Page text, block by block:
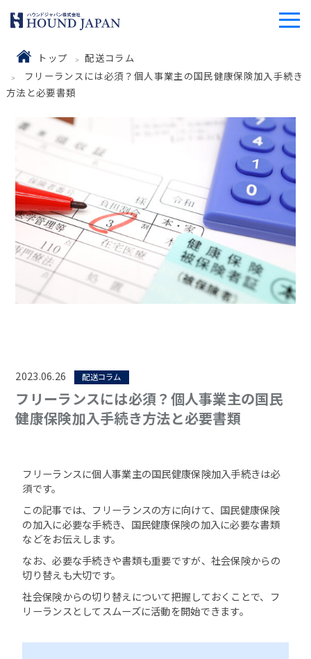
トップ
配送コラム
フリーランスには必須？個人事業主の国民健康保険加入手続き
方法と必要書類
2023.06.26 配送コラム
フリーランスには必須？個人事業主の国民
健康保険加入手続き方法と必要書類
フリーランスに個人事業主の国民健康保険加入手続きは必
須です。
この記事では、フリーランスの方に向けて、国民健康保険
の加入に必要な手続き、国民健康保険の加入に必要な書類
などをお伝えします。
なお、必要な手続きや書類も重要ですが、社会保険からの
切り替えも大切です。
社会保険からの切り替えについて把握しておくことで、フ
リーランスとしてスムーズに活動を開始できます。